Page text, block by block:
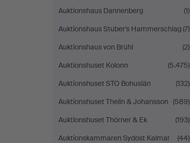
Auktionshaus Dannenberg
(1)
Auktionshaus Stuber's Hammerschlag(7)
Auktionshaus von Brühl
(2)
Auktionshuset Kolonn
(5.475)
Auktionshuset STO Bohuslän
(132)
Auktionshuset Thelin & Johansson (589)
Auktionshuset Thörner & Ek
(193)
Auktionskammaren Sydost Kalmar
(44)